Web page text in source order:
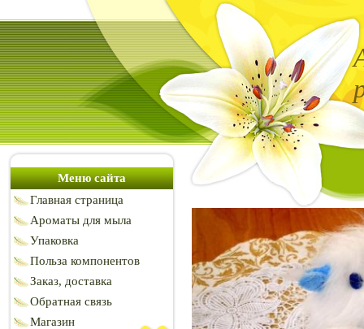
Меню сайта
Главная страница
Ароматы для мыла
Упаковка
Польза компонентов
Заказ, доставка
Обратная связь
Магазин